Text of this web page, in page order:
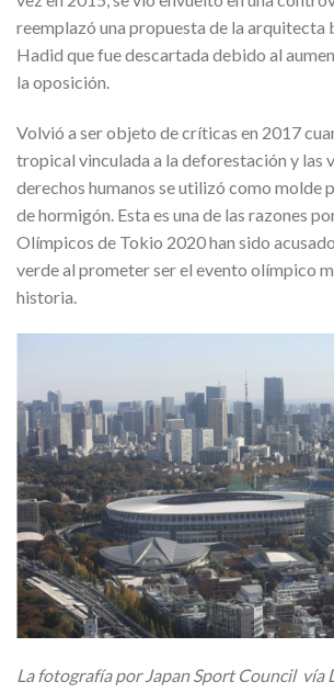
reemplazó una propuesta de la arquitecta
Hadid que fue descartada debido al
la oposición.
Volvió a ser objeto de críticas en 2017
tropical vinculada a la deforestación y las
derechos humanos se utilizó como molde
de hormigón. Esta es una de las razones
Olímpicos de Tokio 2020 han sido
verde al prometer ser el evento olímpico
historia.
La fotografía por Japan Sport Council vía